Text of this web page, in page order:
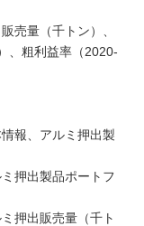
売量（千トン）、
、粗利益率（2020-
報、アルミ押出製
押出製品ポートフ
押出販売量（千ト